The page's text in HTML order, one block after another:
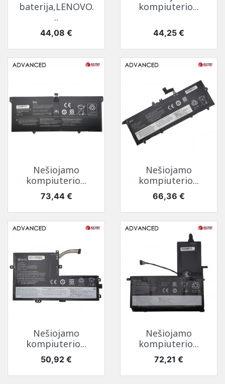
baterija,LENOVO.
..
Kaina
44,08 €
kompiuterio...
Kaina
44,25 €
Nešiojamo
kompiuterio...
Kaina
73,44 €
Nešiojamo
kompiuterio...
Kaina
66,36 €
Nešiojamo
kompiuterio...
Kaina
50,92 €
Nešiojamo
kompiuterio...
Kaina
72,21 €